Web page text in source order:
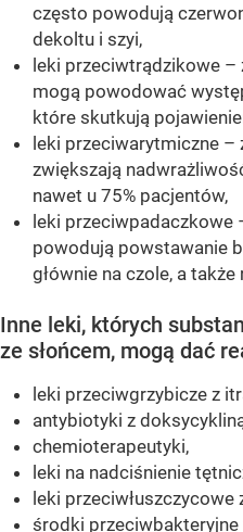
często powodują
dekoltu i szyi,
leki przeciwtrądzikowe –
mogą powodować
które skutkują
leki przeciwarytmiczne –
zwiększają
nawet u 75% pacjentów,
leki przeciwpadaczkowe
powodują powstawanie
głównie na czole, a
Inne leki, których
ze słońcem, mogą dać
leki przeciwgrzybicze z
antybiotyki z
chemioterapeutyki,
leki na nadciśnienie
leki przeciwłuszczycowe
środki przeciwbakteryjne